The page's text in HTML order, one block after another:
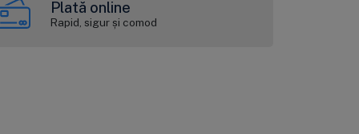
Plată online
Rapid, sigur și comod